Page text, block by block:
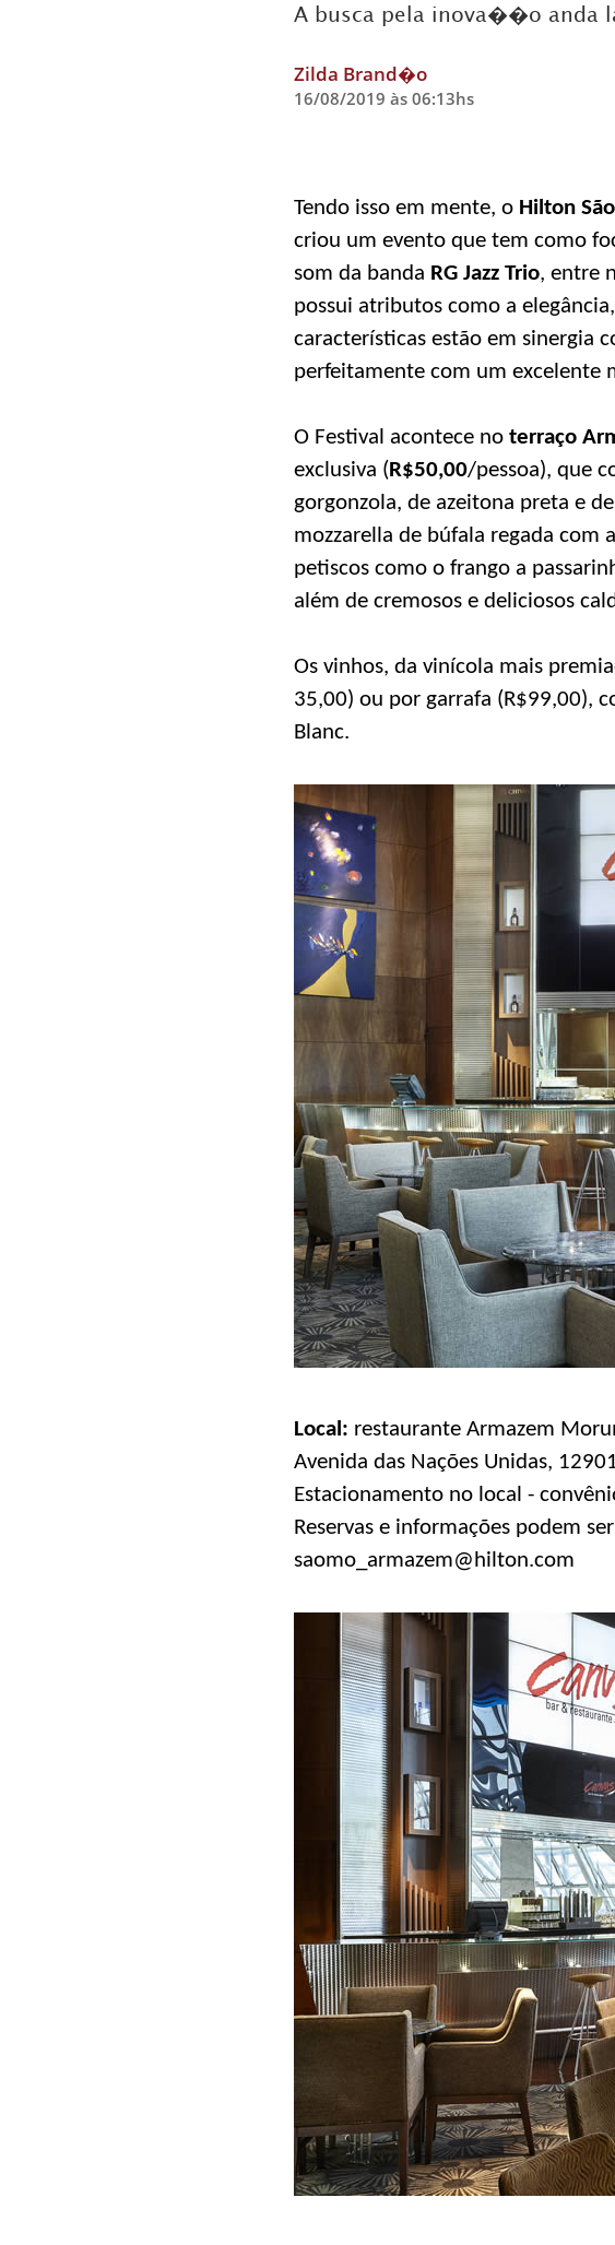
A busca pela inova��o anda
Zilda Brand�o
16/08/2019 às 06:13hs
Tendo isso em mente, o Hilton
criou um evento que tem como
som da banda RG Jazz Trio, entre
possui atributos como a
características estão em sinergia
perfeitamente com um excelente
O Festival acontece no terraço
exclusiva (R$50,00/pessoa), que
gorgonzola, de azeitona preta e
mozzarella de búfala regada com
petiscos como o frango a
além de cremosos e deliciosos
Os vinhos, da vinícola mais
35,00) ou por garrafa (R$99,00),
Blanc.
Local: restaurante Armazem
Avenida das Nações Unidas,
Estacionamento no local -
Reservas e informações podem
saomo_armazem@hilton.com